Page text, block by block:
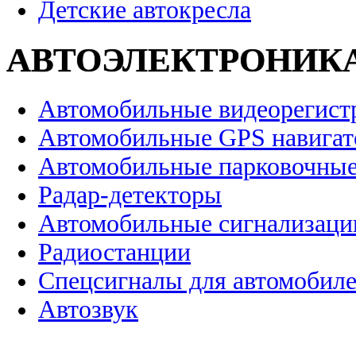
Детские автокресла
Автомобильные
Автомобильные GPS
Автомобильные
Радар-детекторы
Автомобильные
Радиостанции
Спецсигналы для
Автозвук